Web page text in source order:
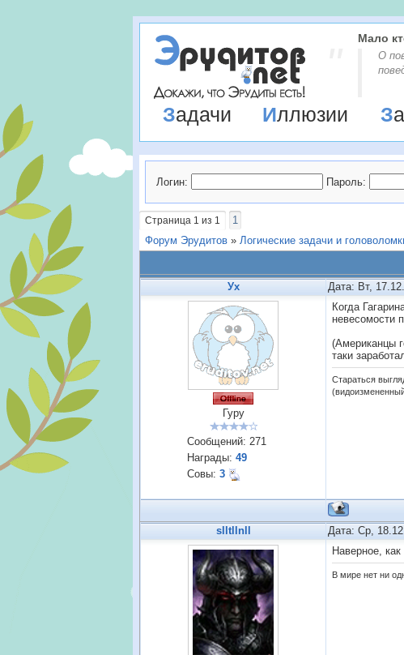
Мало
О
Задачи Иллюзии
Логин: Пароль:
Страница 1 из 1
1
Форум Эрудитов » Логические задачи и
Ух Дата: Вт,
Гуру
Сообщений: 271
Награды: 49
Совы: 3
Когда
невесомости
(Американцы
таки
Стараться
(видоизмененный
slltllnll Дата: Ср,
Наверное,
В мире нет ни